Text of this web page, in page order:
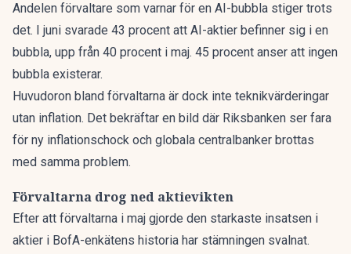
Andelen förvaltare som varnar för en AI-bubbla stiger trots
det. I juni svarade 43 procent att AI-aktier befinner sig i en
bubbla, upp från 40 procent i maj. 45 procent anser att ingen
bubbla existerar.
Huvudoron bland förvaltarna är dock inte teknikvärderingar
utan inflation. Det bekräftar en bild där Riksbanken ser fara
för ny inflationschock och globala centralbanker brottas
med samma problem.
Förvaltarna drog ned aktievikten
Efter att förvaltarna i maj gjorde den starkaste insatsen i
aktier i BofA-enkätens historia har stämningen svalnat.